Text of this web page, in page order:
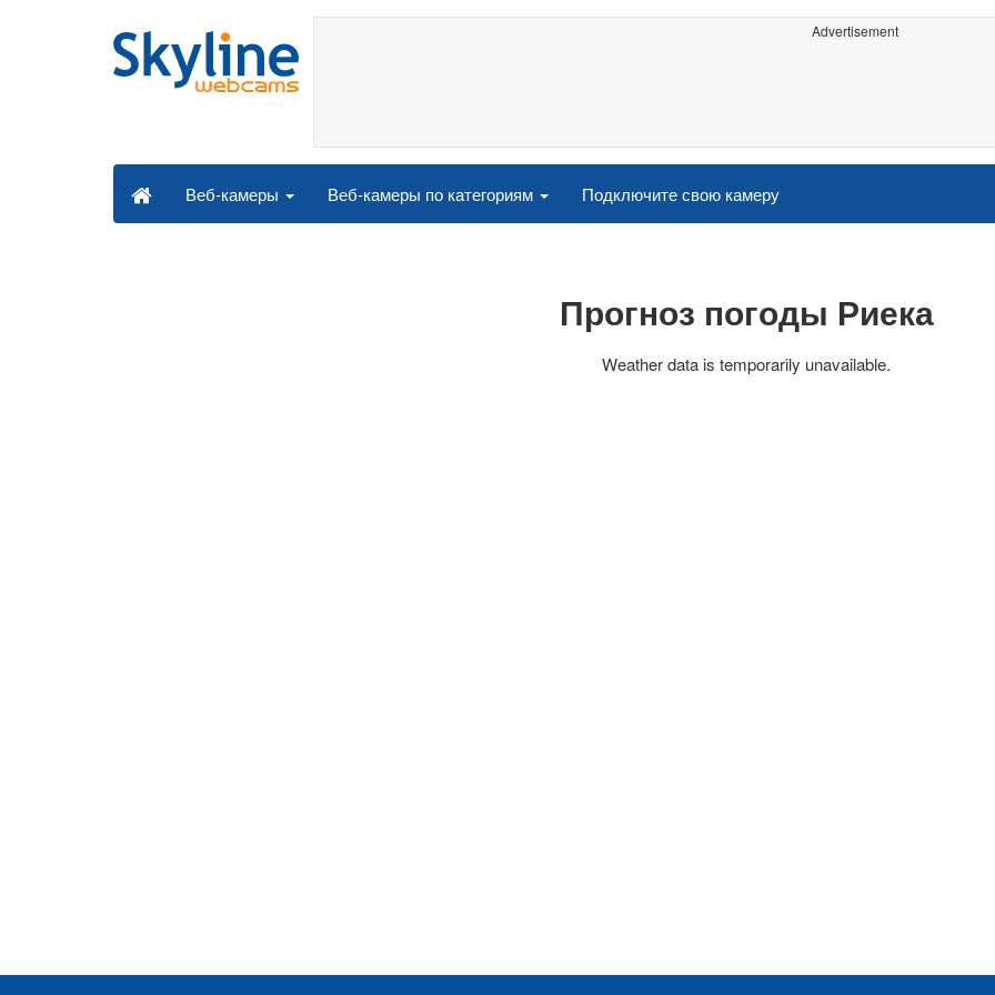
Advertisement
Веб-камеры Веб-камеры по категориям Подключите свою камеру
Прогноз погоды Риека
Weather data is temporarily unavailable.